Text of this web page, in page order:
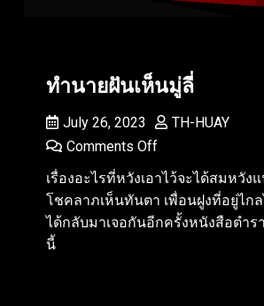
ทำนายฝันเห็นมู่ลี่
July 26, 2023
TH-HUAY
Comments Off
เรื่องอะไรที่หวังเอาไว้จะได้สมหวัง
โชคลาภเห็นทันตา เพื่อนฝูงที่อยู่ไกล
ได้กลับมาเจอกันอีกครั้งหนังสือตำร
นี้